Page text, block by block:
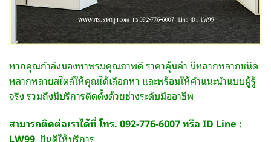
หากคุณกำลังมองหาพรมคุณภาพดี ราคาคุ้มค่า มีหลากหลากชนิด
หลากหลายสไตล์ให้คุณได้เลือกหา และพร้อมให้คำแนะนำแบบผู้รู้
จริง รวมถึงมีบริการติดตั้งด้วยช่างระดับมืออาชีพ
สามารถติดต่อเราได้ที่ โทร. 092-776-6007 หรือ ID Line :
LW99 ยินดีให้บริการ